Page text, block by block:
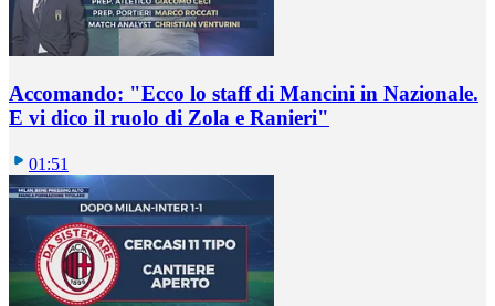
Accomando: "Ecco lo staff di Mancini in Nazionale.
E vi dico il ruolo di Zola e Ranieri"
01:51